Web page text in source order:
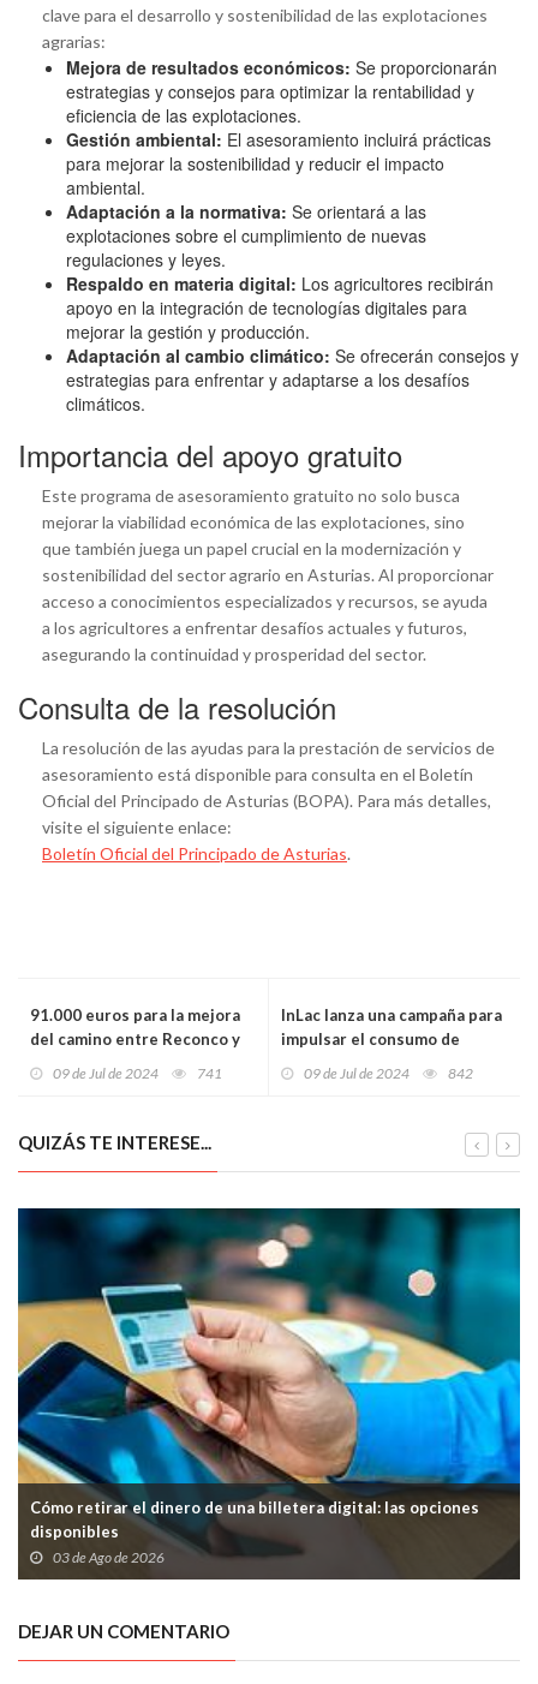
clave para el desarrollo y sostenibilidad de las explotaciones
agrarias:
Mejora de resultados económicos: Se proporcionarán
estrategias y consejos para optimizar la rentabilidad y
eficiencia de las explotaciones.
Gestión ambiental: El asesoramiento incluirá prácticas
para mejorar la sostenibilidad y reducir el impacto
ambiental.
Adaptación a la normativa: Se orientará a las
explotaciones sobre el cumplimiento de nuevas
regulaciones y leyes.
Respaldo en materia digital: Los agricultores recibirán
apoyo en la integración de tecnologías digitales para
mejorar la gestión y producción.
Adaptación al cambio climático: Se ofrecerán consejos y
estrategias para enfrentar y adaptarse a los desafíos
climáticos.
Importancia del apoyo gratuito
Este programa de asesoramiento gratuito no solo busca
mejorar la viabilidad económica de las explotaciones, sino
que también juega un papel crucial en la modernización y
sostenibilidad del sector agrario en Asturias. Al proporcionar
acceso a conocimientos especializados y recursos, se ayuda
a los agricultores a enfrentar desafíos actuales y futuros,
asegurando la continuidad y prosperidad del sector.
Consulta de la resolución
La resolución de las ayudas para la prestación de servicios de
asesoramiento está disponible para consulta en el Boletín
Oficial del Principado de Asturias (BOPA). Para más detalles,
visite el siguiente enlace:
Boletín Oficial del Principado de Asturias.
91.000 euros para la mejora
del camino entre Reconco y
09 de Jul de 2024 741
InLac lanza una campaña para
impulsar el consumo de
09 de Jul de 2024 842
QUIZÁS TE INTERESE...
Cómo retirar el dinero de una billetera digital: las opciones
disponibles
03 de Ago de 2026
DEJAR UN COMENTARIO